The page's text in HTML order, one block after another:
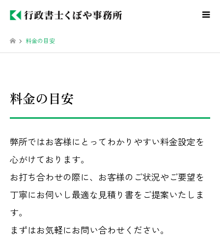
料金の目安
料金の目安
弊所ではお客様にとってわかりやすい料金設定を
心がけております。
お打ち合わせの際に、お客様のご状況やご要望を
丁寧にお伺いし最適な見積り書をご提案いたしま
す。
まずはお気軽にお問い合わせください。